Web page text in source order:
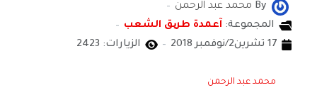
By محمد عبد الرحمن
المجموعة: آعمدة طریق الشعب
17 تشرين2/نوفمبر 2018
الزيارات: 2423
محمد عبد الرحمن